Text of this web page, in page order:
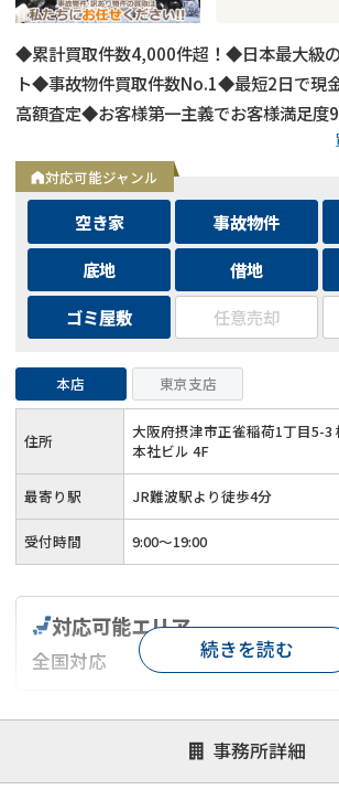
◆累計買取件数4,000件超！◆日本最大級
ト◆事故物件買取件数No.1◆最短2日で現
高額査定◆お客様第一主義でお客様満足
対応可能ジャンル
空き家 事故物件
底地
借地
ゴミ屋敷
任意売却
本店 東京支店
住所
大阪府摂津市正雀稲荷1丁目5-3
本社ビル 4F
最寄り駅 JR難波駅より徒歩4分
受付時間 9:00～19:00
事務所詳細
対応可能エリア
全国対応
対応が親身 オンライン面談可能
1億円以上の買取可
続きを読む